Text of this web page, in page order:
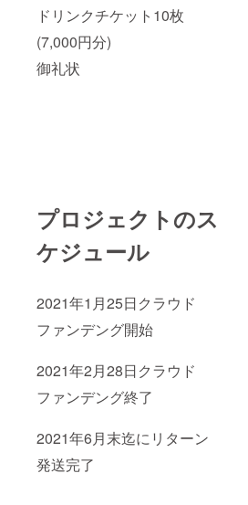
ドリンクチケット10枚
(7,000円分)
御礼状
プロジェクトのス
ケジュール
2021年1月25日クラウド
ファンデング開始
2021年2月28日クラウド
ファンデング終了
2021年6月末迄にリターン
発送完了